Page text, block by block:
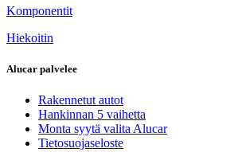
Komponentit
Hiekoitin
Alucar palvelee
Rakennetut autot
Hankinnan 5 vaihetta
Monta syytä valita Alucar
Tietosuojaseloste